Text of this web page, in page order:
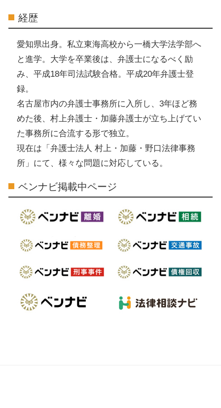
経歴
愛知県出身。私立東海高校から一橋大学法学部へ
と進学。大学を卒業後は、弁護士になるべく励
み、平成18年司法試験合格。平成20年弁護士登
録。
名古屋市内の弁護士事務所に入所し、3年ほど務
めた後、村上弁護士・加藤弁護士が立ち上げてい
た事務所に合流する形で独立。
現在は「弁護士法人 村上・加藤・野口法律事務
所」にて、様々な問題に対応している。
ベンナビ掲載中ページ